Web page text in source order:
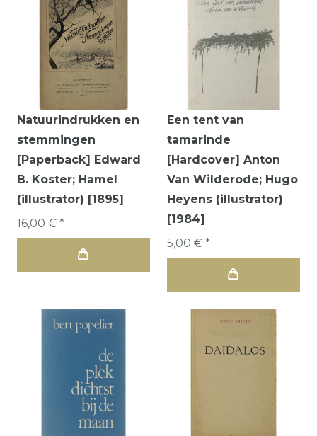
Natuurindrukken en
stemmingen
[Paperback] Edward
B. Koster; Hamel
(illustrator) [1895]
16,00 € *
Een tent van
tamarinde
[Hardcover] Anton
Van Wilderode; Hugo
Heyens (illustrator)
[1984]
5,00 € *